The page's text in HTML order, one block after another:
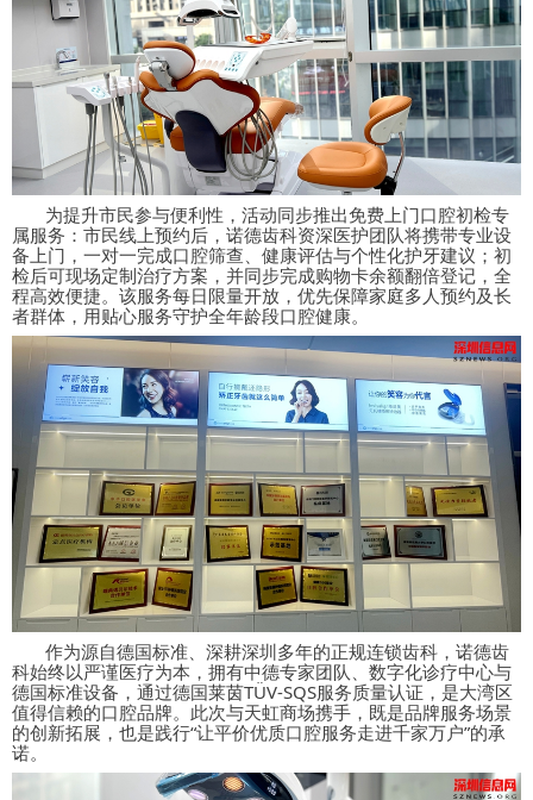
为提升市民参与便利性，活动同步推出免费上门口腔初检专
属服务：市民线上预约后，诺德齿科资深医护团队将携带专业设
备上门，一对一完成口腔筛查、健康评估与个性化护牙建议；初
检后可现场定制治疗方案，并同步完成购物卡余额翻倍登记，全
程高效便捷。该服务每日限量开放，优先保障家庭多人预约及长
者群体，用贴心服务守护全年龄段口腔健康。
作为源自德国标准、深耕深圳多年的正规连锁齿科，诺德齿
科始终以严谨医疗为本，拥有中德专家团队、数字化诊疗中心与
德国标准设备，通过德国莱茵TÜV-SQS服务质量认证，是大湾区
值得信赖的口腔品牌。此次与天虹商场携手，既是品牌服务场景
的创新拓展，也是践行“让平价优质口腔服务走进千家万户”的承
诺。